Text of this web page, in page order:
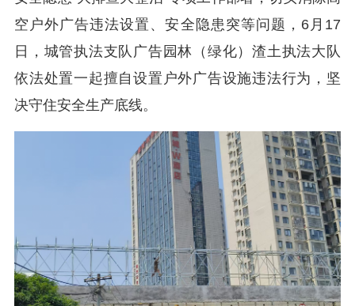
空户外广告违法设置、安全隐患突等问题，6月17
日，城管执法支队广告园林（绿化）渣土执法大队
依法处置一起擅自设置户外广告设施违法行为，坚
决守住安全生产底线。